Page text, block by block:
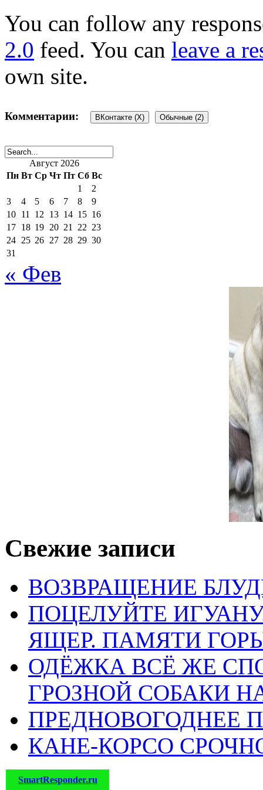
You can follow any
2.0 feed. You can leave a
own site.
Комментарии: ВКонтакте (X) Обычные (2)
2 комментария
Ирина
9 октября, 2018 в 5:26
Судя по фото, с такой
обращаться очень
породу собак взяли
10 октября, 2018 в
Ирина, по фото
осторожно, вернее,
ЛЮБОЙ породой. Из
очень легко
одному опорочить
толпа охала и ахала.
про одну старуху,
чтобы приехали НА
оказалось
дедушке, а бабка и
животное изводила.
и очень
Август 2026
Пн Вт Ср Чт Пт Сб Вс
1
2
3
4 5 6 7 8
9
10 11 12 13 14 15 16
17 18 19 20 21 22 23
24 25 26 27 28 29 30
31
« Фев
Свежие записи
ВОЗВРАЩЕНИЕ
ПОЦЕЛУЙТЕ
ЯЩЕР. ПАМЯТИ
ОДЁЖКА ВСЁ ЖЕ
ГРОЗНОЙ СОБАКИ
ПРЕДНОВОГОДНЕЕ
КАНЕ-КОРСО
SmartResponder.ru